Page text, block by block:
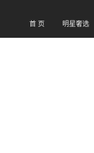
首 页 明星奢选